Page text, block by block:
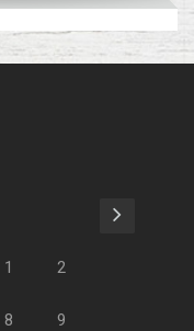
1 2
8 9